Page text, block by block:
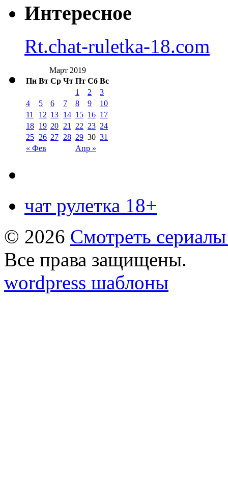
Интересное
Rt.chat-ruletka-18.com
Март 2019
Пн Вт Ср Чт Пт Сб Вс
« Фев Апр »
1 2
3
4
5 6 7 8 9
10
11
12 13 14 15 16 17
18 19 20 21 22 23 24
25 26 27 28 29 30 31
чат рулетка 18+
© 2026 Смотреть
Все права защищены.
wordpress шаблоны